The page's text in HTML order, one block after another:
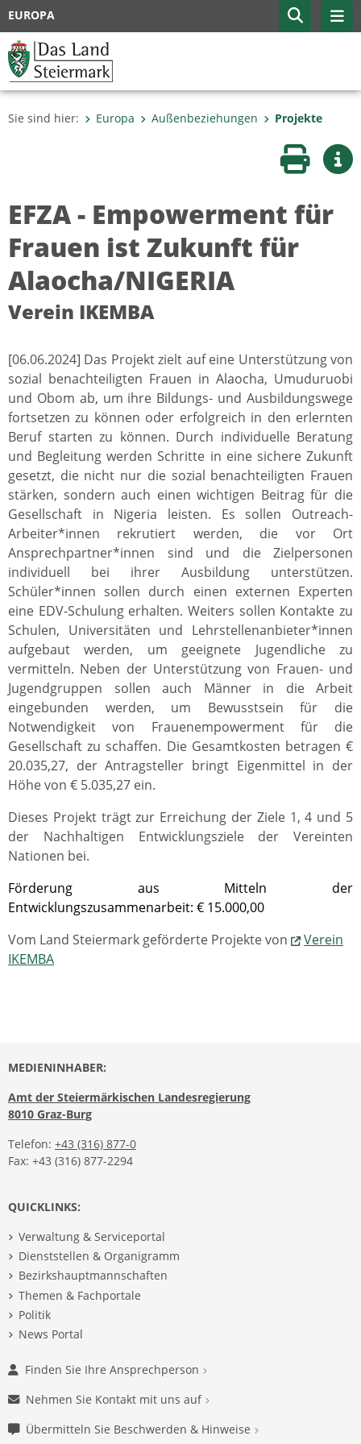
EUROPA
Sie sind hier: Europa Außenbeziehungen Projekte
Seite
EFZA - Empowerment für
Frauen ist Zukunft für
Alaocha/NIGERIA
Verein IKEMBA
[06.06.2024] Das Projekt zielt auf eine Unterstützung von
sozial benachteiligten Frauen in Alaocha, Umuduruobi
und Obom ab, um ihre Bildungs- und Ausbildungswege
fortsetzen zu können oder erfolgreich in den erlernten
Beruf starten zu können. Durch individuelle Beratung
und Begleitung werden Schritte in eine sichere Zukunft
gesetzt, die nicht nur die sozial benachteiligten Frauen
stärken, sondern auch einen wichtigen Beitrag für die
Gesellschaft in Nigeria leisten. Es sollen Outreach-
Arbeiter*innen rekrutiert werden, die vor Ort
Ansprechpartner*innen sind und die Zielpersonen
individuell bei ihrer Ausbildung unterstützen.
Schüler*innen sollen durch einen externen Experten
eine EDV-Schulung erhalten. Weiters sollen Kontakte zu
Schulen, Universitäten und Lehrstellenanbieter*innen
aufgebaut werden, um geeignete Jugendliche zu
vermitteln. Neben der Unterstützung von Frauen- und
Jugendgruppen sollen auch Männer in die Arbeit
eingebunden werden, um Bewusstsein für die
Notwendigkeit von Frauenempowerment für die
Gesellschaft zu schaffen. Die Gesamtkosten betragen €
20.035,27, der Antragsteller bringt Eigenmittel in der
Höhe von € 5.035,27 ein.
Dieses Projekt trägt zur Erreichung der Ziele 1, 4 und 5
der Nachhaltigen Entwicklungsziele der Vereinten
Nationen bei.
Förderung aus Mitteln der
Entwicklungszusammenarbeit: € 15.000,00
Vom Land Steiermark geförderte Projekte von
Verein
IKEMBA
MEDIENINHABER:
Amt der Steiermärkischen Landesregierung
8010 Graz-Burg
Telefon: +43 (316) 877-0
Fax: +43 (316) 877-2294
QUICKLINKS:
Verwaltung & Serviceportal
Dienststellen & Organigramm
Bezirkshauptmannschaften
Themen & Fachportale
Politik
News Portal
Finden Sie Ihre Ansprechperson
Nehmen Sie Kontakt mit uns auf
Übermitteln Sie Beschwerden & Hinweise